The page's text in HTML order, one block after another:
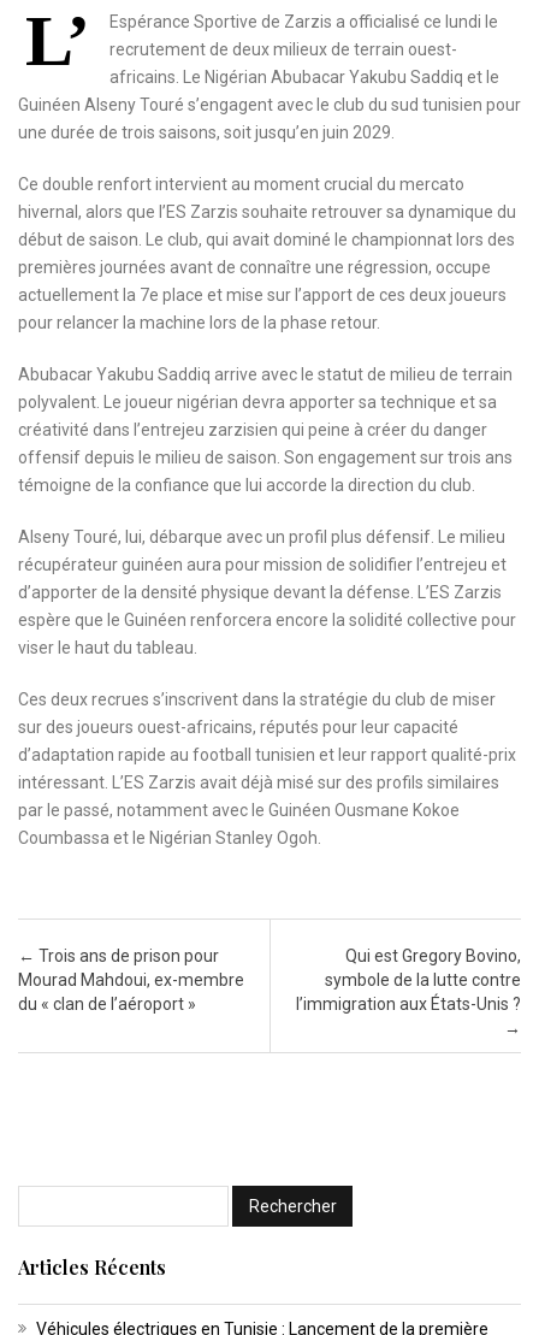
L’
Espérance Sportive de Zarzis a officialisé ce lundi le
recrutement de deux milieux de terrain ouest-
africains. Le Nigérian Abubacar Yakubu Saddiq et le
Guinéen Alseny Touré s’engagent avec le club du sud tunisien pour
une durée de trois saisons, soit jusqu’en juin 2029.
Ce double renfort intervient au moment crucial du mercato
hivernal, alors que l’ES Zarzis souhaite retrouver sa dynamique du
début de saison. Le club, qui avait dominé le championnat lors des
premières journées avant de connaître une régression, occupe
actuellement la 7e place et mise sur l’apport de ces deux joueurs
pour relancer la machine lors de la phase retour.
Abubacar Yakubu Saddiq arrive avec le statut de milieu de terrain
polyvalent. Le joueur nigérian devra apporter sa technique et sa
créativité dans l’entrejeu zarzisien qui peine à créer du danger
offensif depuis le milieu de saison. Son engagement sur trois ans
témoigne de la confiance que lui accorde la direction du club.
Alseny Touré, lui, débarque avec un profil plus défensif. Le milieu
récupérateur guinéen aura pour mission de solidifier l’entrejeu et
d’apporter de la densité physique devant la défense. L’ES Zarzis
espère que le Guinéen renforcera encore la solidité collective pour
viser le haut du tableau.
Ces deux recrues s’inscrivent dans la stratégie du club de miser
sur des joueurs ouest-africains, réputés pour leur capacité
d’adaptation rapide au football tunisien et leur rapport qualité-prix
intéressant. L’ES Zarzis avait déjà misé sur des profils similaires
par le passé, notamment avec le Guinéen Ousmane Kokoe
Coumbassa et le Nigérian Stanley Ogoh.
Post navigation
← Trois ans de prison pour
Mourad Mahdoui, ex-membre
du « clan de l’aéroport »
Qui est Gregory Bovino,
symbole de la lutte contre
l’immigration aux États-Unis ?
→
Articles Récents
Véhicules électriques en Tunisie : Lancement de la première